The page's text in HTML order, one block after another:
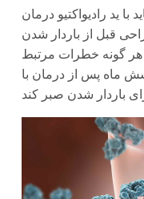
با ید رادیواکتیو درمان
قبل از باردار شدن
و هر گونه خطرات مرتبط
شش ماه پس از درمان با